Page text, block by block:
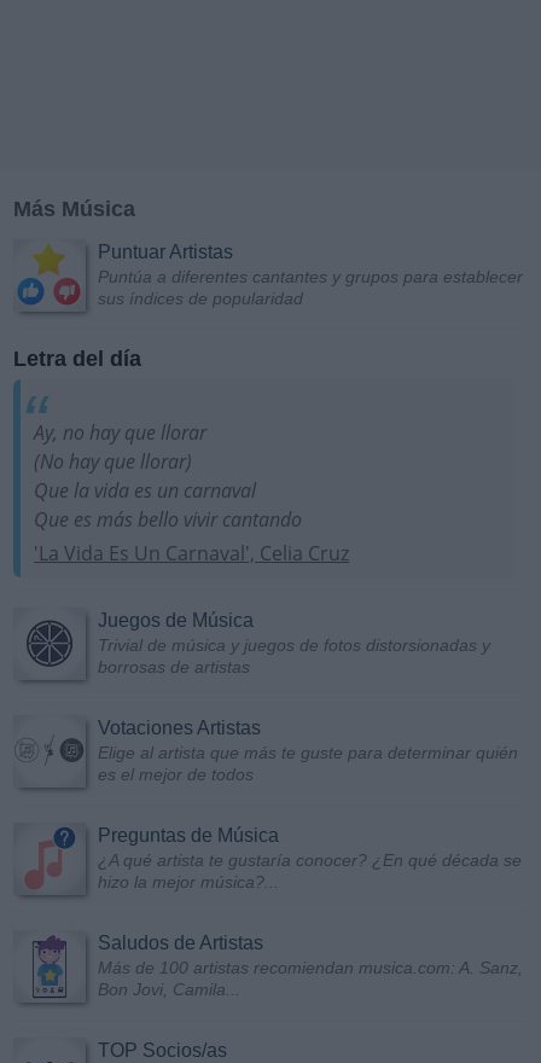
Más Música
Puntuar Artistas
Puntúa a diferentes cantantes y grupos para establecer
sus índices de popularidad
Letra del día
Ay, no hay que llorar
(No hay que llorar)
Que la vida es un carnaval
Que es más bello vivir cantando
'La Vida Es Un Carnaval', Celia Cruz
Juegos de Música
Trivial de música y juegos de fotos distorsionadas y
borrosas de artistas
Votaciones Artistas
Elige al artista que más te guste para determinar quién
es el mejor de todos
Preguntas de Música
¿A qué artista te gustaría conocer? ¿En qué década se
hizo la mejor música?...
Saludos de Artistas
Más de 100 artistas recomiendan musica.com: A. Sanz,
Bon Jovi, Camila...
TOP Socios/as